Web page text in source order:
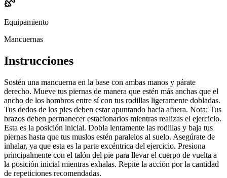
Equipamiento
Mancuernas
Instrucciones
Sostén una mancuerna en la base con ambas manos y párate
derecho. Mueve tus piernas de manera que estén más anchas que el
ancho de los hombros entre sí con tus rodillas ligeramente dobladas.
Tus dedos de los pies deben estar apuntando hacia afuera. Nota: Tus
brazos deben permanecer estacionarios mientras realizas el ejercicio.
Esta es la posición inicial. Dobla lentamente las rodillas y baja tus
piernas hasta que tus muslos estén paralelos al suelo. Asegúrate de
inhalar, ya que esta es la parte excéntrica del ejercicio. Presiona
principalmente con el talón del pie para llevar el cuerpo de vuelta a
la posición inicial mientras exhalas. Repite la acción por la cantidad
de repeticiones recomendadas.